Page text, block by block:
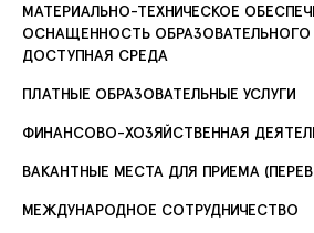
МАТЕРИАЛЬНО-ТЕХНИЧЕСКОЕ
ОСНАЩЕННОСТЬ
ДОСТУПНАЯ СРЕДА
ПЛАТНЫЕ ОБРАЗОВАТЕЛЬНЫЕ УСЛУГИ
ФИНАНСОВО-ХОЗЯЙСТВЕННАЯ
ВАКАНТНЫЕ МЕСТА ДЛЯ ПРИЕМА
МЕЖДУНАРОДНОЕ СОТРУДНИЧЕСТВО